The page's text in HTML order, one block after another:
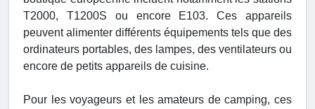
T2000, T1200S ou encore E103. Ces appareils
peuvent alimenter différents équipements tels que des
ordinateurs portables, des lampes, des ventilateurs ou
encore de petits appareils de cuisine.
Pour les voyageurs et les amateurs de camping, ces